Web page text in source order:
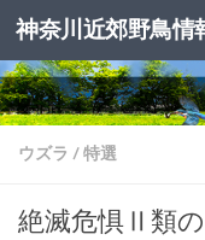
コンテンツへスキ
ウズラ /特選
絶滅危惧Ⅱ類